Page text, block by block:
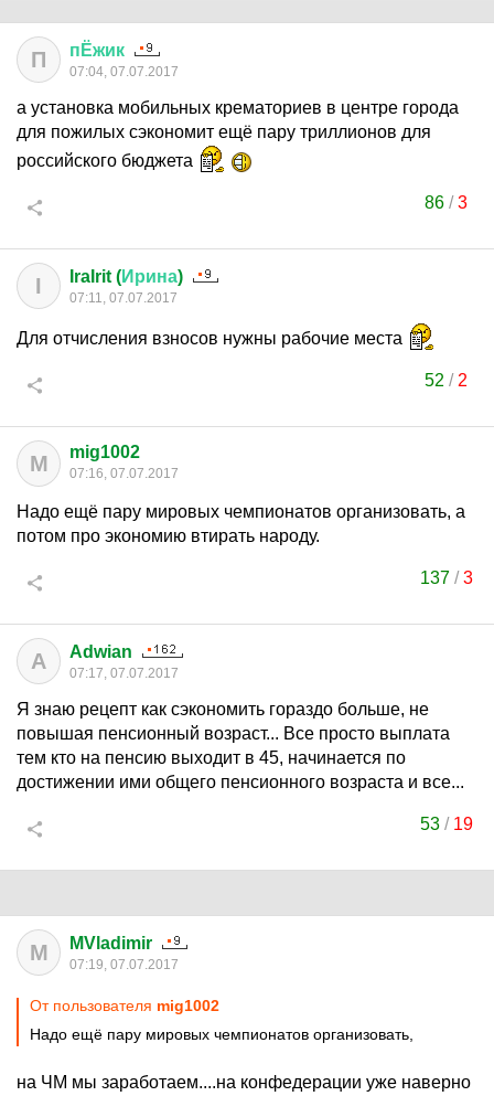
П пЁжик
07:04, 07.07.2017
а установка мобильных крематориев в центре города
для пожилых сэкономит ещё пару триллионов для
российского бюджета
86 /3
I IraIrit (Ирина)
07:11, 07.07.2017
Для отчисления взносов нужны рабочие места
52 / 2
M mig1002
07:16, 07.07.2017
Надо ещё пару мировых чемпионатов организовать, а
потом про экономию втирать народу.
137/3
A Adwian
07:17, 07.07.2017
Я знаю рецепт как сэкономить гораздо больше, не
повышая пенсионный возраст... Все просто выплата
тем кто на пенсию выходит в 45, начинается по
достижении ими общего пенсионного возраста и все...
53/ 19
M MVladimir
07:19, 07.07.2017
От пользователя mig1002
Надо ещё пару мировых чемпионатов организовать,
на ЧМ мы заработаем....на конфедерации уже наверно